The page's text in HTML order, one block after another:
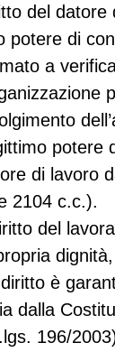
del datore
potere di
a
potere
di lavoro
2104 c.c.).
del
è
dalla
196/